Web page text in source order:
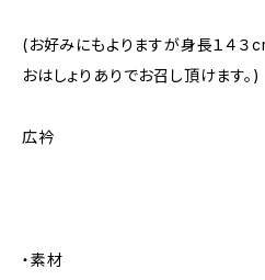
(お好みにもよりますが身長１４３
おはしょりありでお召し頂けます。)
広衿
・素材